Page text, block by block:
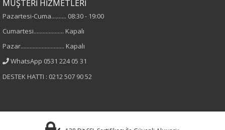
%95 Viskon
Yaka Tipi
MÜŞTERİ HİZMETLERİ
Pazartesi-Cuma.......... 08:30 - 19:00
Cumartesi.................... Kapalı
Pazar............................. Kapalı
WhatsApp 0531 224 05 31
DESTEK HATTI : 0212 507 90 52